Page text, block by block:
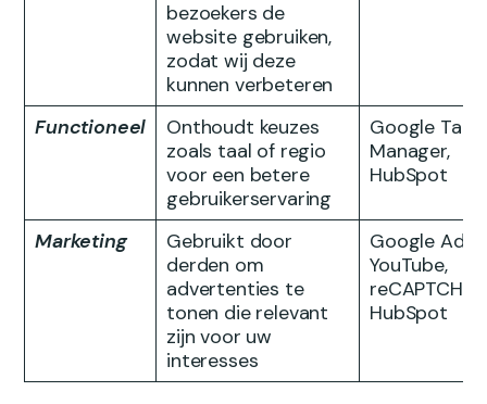
bezoekers de
website gebruiken,
zodat wij deze
kunnen verbeteren
Functioneel
Onthoudt keuzes
zoals taal of regio
voor een betere
gebruikerservaring
Google Tag
Manager,
HubSpot
Marketing
Gebruikt door
derden om
advertenties te
tonen die relevant
zijn voor uw
interesses
Google Ads,
YouTube,
reCAPTCHA,
HubSpot